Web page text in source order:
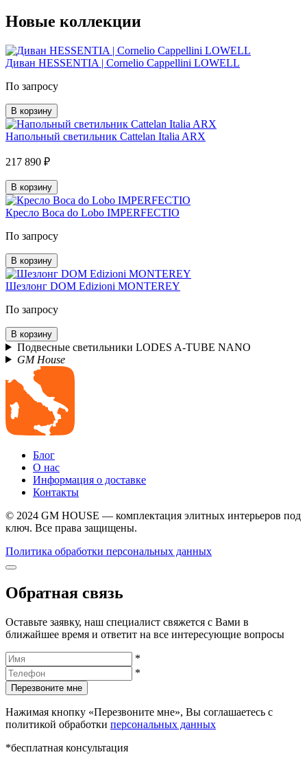
Новые коллекции
Диван HESSENTIA | Cornelio Cappellini LOWELL
По запросу
В корзину
Напольный светильник Cattelan Italia ARX
217 890 ₽
В корзину
Кресло Boca do Lobo IMPERFECTIO
По запросу
В корзину
Шезлонг DOM Edizioni MONTEREY
По запросу
В корзину
Подвесные светильники LODES A-TUBE NANO
GM House
Блог
О нас
Информация о доставке
Контакты
© 2024 GM HOUSE — комплектация элитных интерьеров под
ключ. Все права защищены.
Политика обработки персональных данных
Обратная связь
Оставьте заявку, наш специалист свяжется с Вами в
ближайшее время и ответит на все интересующие вопросы
*
*
Перезвоните мне
Нажимая кнопку «Перезвоните мне», Вы соглашаетесь с
политикой обработки персональных данных
*бесплатная консультация